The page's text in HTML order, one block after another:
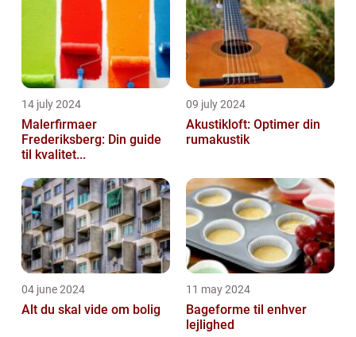
14 july 2024
Malerfirmaer
Frederiksberg: Din guide
til kvalitet...
09 july 2024
Akustikloft: Optimer din
rumakustik
04 june 2024
Alt du skal vide om bolig
11 may 2024
Bageforme til enhver
lejlighed